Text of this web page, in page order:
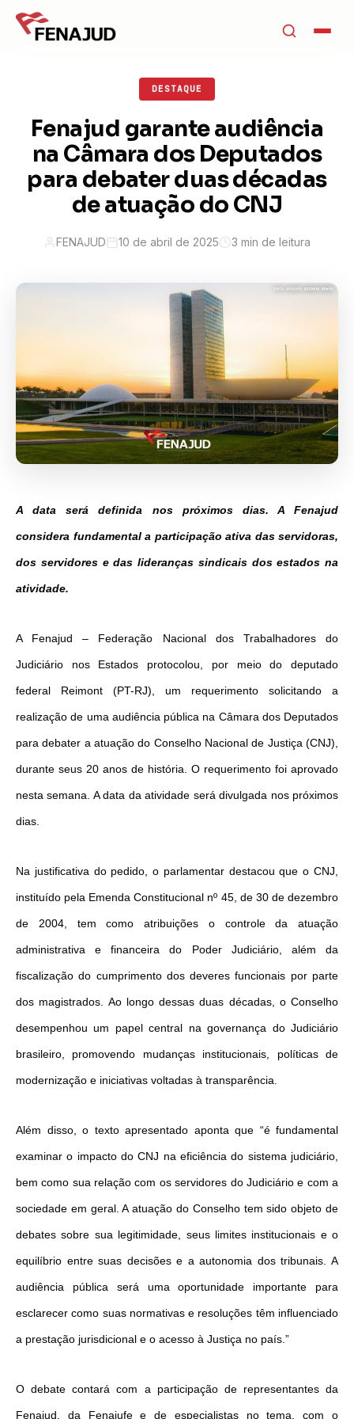
DESTAQUE
Fenajud garante audiência
na Câmara dos Deputados
para debater duas décadas
de atuação do CNJ
FENAJUD 10 de abril de 2025 3 min de leitura
A data será definida nos próximos dias. A Fenajud
considera fundamental a participação ativa das servidoras,
dos servidores e das lideranças sindicais dos estados na
atividade.
A Fenajud – Federação Nacional dos Trabalhadores do
Judiciário nos Estados protocolou, por meio do deputado
federal Reimont (PT-RJ), um requerimento solicitando a
realização de uma audiência pública na Câmara dos Deputados
para debater a atuação do Conselho Nacional de Justiça (CNJ),
durante seus 20 anos de história. O requerimento foi aprovado
nesta semana. A data da atividade será divulgada nos próximos
dias.
Na justificativa do pedido, o parlamentar destacou que o CNJ,
instituído pela Emenda Constitucional nº 45, de 30 de dezembro
de 2004, tem como atribuições o controle da atuação
administrativa e financeira do Poder Judiciário, além da
fiscalização do cumprimento dos deveres funcionais por parte
dos magistrados. Ao longo dessas duas décadas, o Conselho
desempenhou um papel central na governança do Judiciário
brasileiro, promovendo mudanças institucionais, políticas de
modernização e iniciativas voltadas à transparência.
Além disso, o texto apresentado aponta que “é fundamental
examinar o impacto do CNJ na eficiência do sistema judiciário,
bem como sua relação com os servidores do Judiciário e com a
sociedade em geral. A atuação do Conselho tem sido objeto de
debates sobre sua legitimidade, seus limites institucionais e o
equilíbrio entre suas decisões e a autonomia dos tribunais. A
audiência pública será uma oportunidade importante para
esclarecer como suas normativas e resoluções têm influenciado
a prestação jurisdicional e o acesso à Justiça no país.”
O debate contará com a participação de representantes da
Fenajud, da Fenajufe e de especialistas no tema, com o